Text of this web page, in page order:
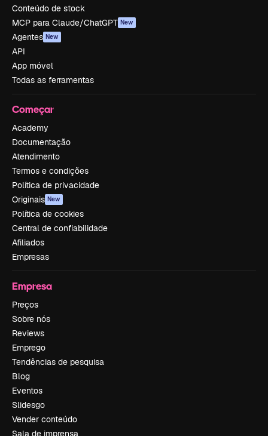
Conteúdo de stock
MCP para Claude/ChatGPT New
Agentes New
API
App móvel
Todas as ferramentas
Começar
Academy
Documentação
Atendimento
Termos e condições
Política de privacidade
Originais New
Política de cookies
Central de confiabilidade
Afiliados
Empresas
Empresa
Preços
Sobre nós
Reviews
Emprego
Tendências de pesquisa
Blog
Eventos
Slidesgo
Vender conteúdo
Sala de imprensa